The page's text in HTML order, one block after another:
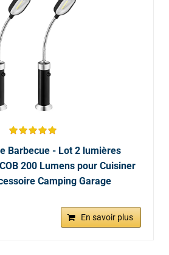
Barbecue - Lot 2 lumières
200 Lumens pour Cuisiner
Camping Garage
En savoir plus